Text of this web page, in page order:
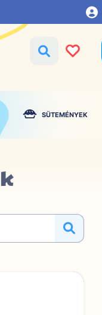
SÜTEMÉNYEK